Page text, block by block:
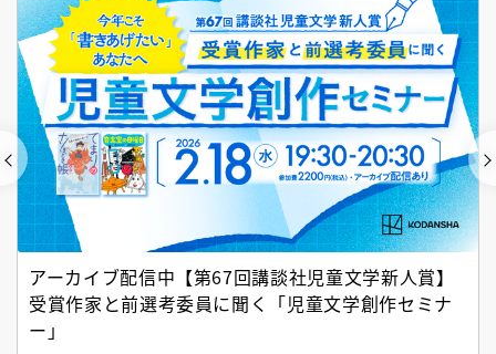
アーカイブ配信中【第67回講談社児童文学新人賞】
受賞作家と前選考委員に聞く「児童文学創作セミナ
ー」